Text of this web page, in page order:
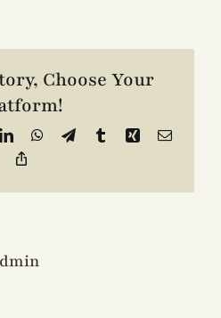
Choose Your
LinkedInWhatsApp
TelegramTumblrXing Email